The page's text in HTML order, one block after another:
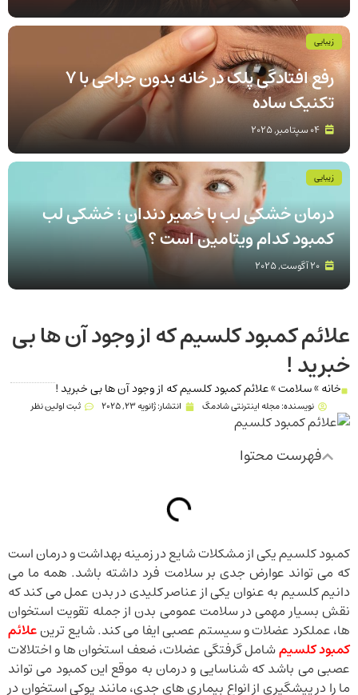
رفع افتادگی پلک در خانه بدون جراحی با 7
تکنیک ساده
زیبایی
درمان خشکی لب با خمیر دندان ؛ خشکی لب
کمبود کدام ویتامین است ؟
زیبایی
علائم کمبود کلسیم که از وجود آن ها بی
خبرید !
خانه»سلامت»علائم کمبود کلسیم که از وجود آن ها بی خبرید !
نویسنده:مجله اینترنتی شادمگ انتشار:ژانویه 23, 2025 ثبت اولین نظر
فهرست محتوا
کمبود کلسیم یکی از مشکلات شایع در زمینه بهداشت و درمان است
که می تواند عوارض جدی بر سلامت فرد داشته باشد. همه ما می
دانیم کلسیم به عنوان یکی از عناصر کلیدی در بدن عمل می کند که
نقش بسیار مهمی در سلامت عمومی بدن از جمله تقویت استخوان
ها، عملکرد عضلات و سیستم عصبی ایفا می کند. شایع ترینعلائم
کمبود کلسیمشامل گرفتگی عضلات، ضعف استخوان ها و اختلالات
عصبی می باشد که شناسایی و درمان به موقع این کمبود می تواند
ما را در پیشگیری از انواع بیماری های جدی، مانند پوکی استخوان در